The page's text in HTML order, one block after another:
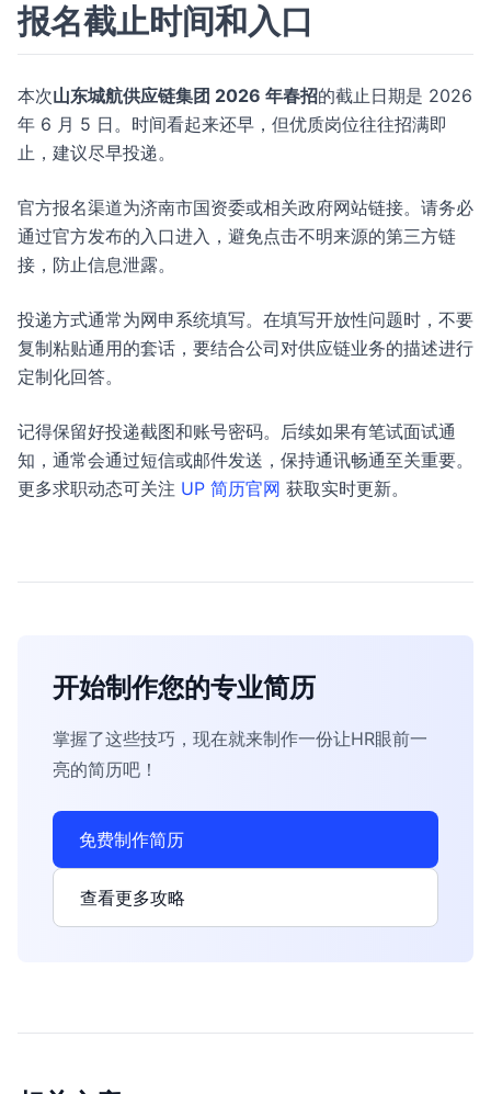
报名截止时间和入口
本次山东城航供应链集团 2026 年春招的截止日期是 2026
年 6 月 5 日。时间看起来还早，但优质岗位往往招满即
止，建议尽早投递。
官方报名渠道为济南市国资委或相关政府网站链接。请务必
通过官方发布的入口进入，避免点击不明来源的第三方链
接，防止信息泄露。
投递方式通常为网申系统填写。在填写开放性问题时，不要
复制粘贴通用的套话，要结合公司对供应链业务的描述进行
定制化回答。
记得保留好投递截图和账号密码。后续如果有笔试面试通
知，通常会通过短信或邮件发送，保持通讯畅通至关重要。
更多求职动态可关注 UP 简历官网 获取实时更新。
开始制作您的专业简历
掌握了这些技巧，现在就来制作一份让HR眼前一
亮的简历吧！
免费制作简历
查看更多攻略